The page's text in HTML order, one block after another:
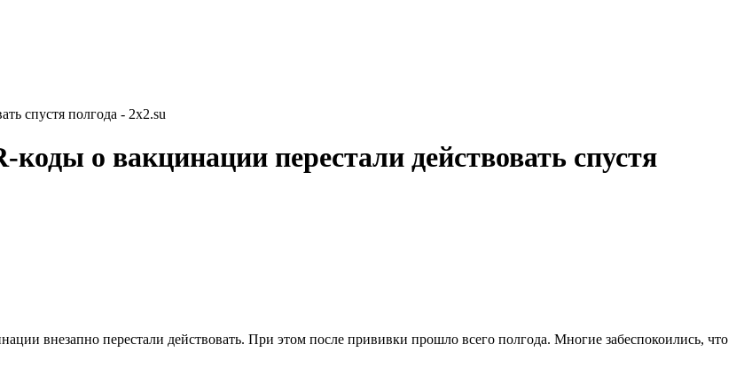
спустя полгода - 2x2.su
о вакцинации перестали действовать спустя
внезапно перестали действовать. При этом после прививки прошло всего полгода. Многие забеспокоились, что